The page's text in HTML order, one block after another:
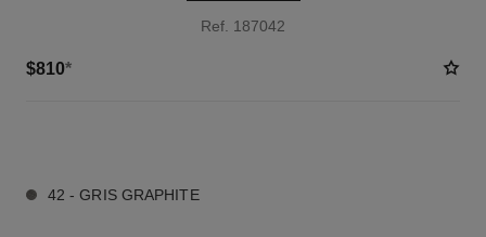
Ref. 187042
$810*
42 - GRIS GRAPHITE